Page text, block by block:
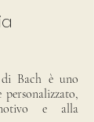
Bach è uno
e alla